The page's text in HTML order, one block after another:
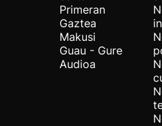
Primeran
Gaztea
Makusi
Guau - Gure
Audioa